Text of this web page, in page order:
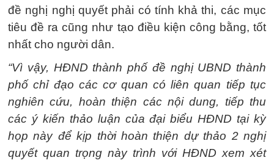
đề nghị nghị quyết phải có tính khả thi, các mục
tiêu đề ra cũng như tạo điều kiện công bằng, tốt
nhất cho người dân.
“Vì vậy, HĐND thành phố đề nghị UBND thành
phố chỉ đạo các cơ quan có liên quan tiếp tục
nghiên cứu, hoàn thiện các nội dung, tiếp thu
các ý kiến thảo luận của đại biểu HĐND tại kỳ
họp này để kịp thời hoàn thiện dự thảo 2 nghị
quyết quan trọng này trình với HĐND xem xét